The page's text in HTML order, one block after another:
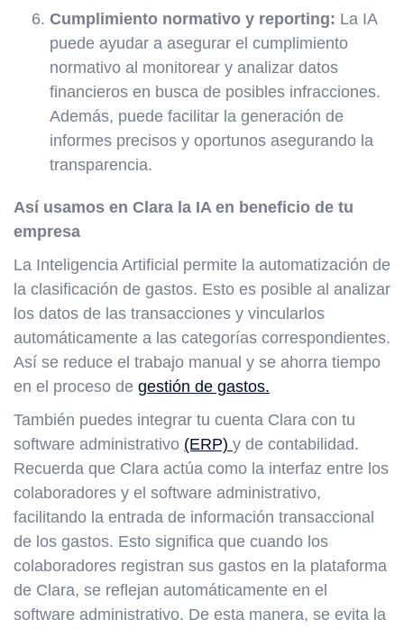
Cumplimiento normativo y reporting: La IA
puede ayudar a asegurar el cumplimiento
normativo al monitorear y analizar datos
financieros en busca de posibles infracciones.
Además, puede facilitar la generación de
informes precisos y oportunos asegurando la
transparencia.
Así usamos en Clara la IA en beneficio de tu
empresa
La Inteligencia Artificial permite la automatización de
la clasificación de gastos. Esto es posible al analizar
los datos de las transacciones y vincularlos
automáticamente a las categorías correspondientes.
Así se reduce el trabajo manual y se ahorra tiempo
en el proceso de gestión de gastos.
También puedes integrar tu cuenta Clara con tu
software administrativo (ERP) y de contabilidad.
Recuerda que Clara actúa como la interfaz entre los
colaboradores y el software administrativo,
facilitando la entrada de información transaccional
de los gastos. Esto significa que cuando los
colaboradores registran sus gastos en la plataforma
de Clara, se reflejan automáticamente en el
software administrativo. De esta manera, se evita la